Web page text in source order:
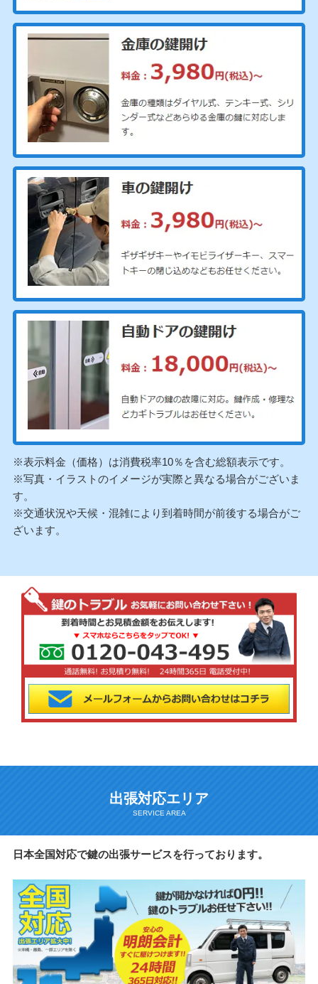
※表示料金（価格）は消費税率10％を含む総額表示です。
※写真・イラストのイメージが実際と異なる場合がございま
す。
※交通状況や天候・混雑により到着時間が前後する場合がご
ざいます。
出張対応エリア
日本全国対応で鍵の出張サービスを行っております。